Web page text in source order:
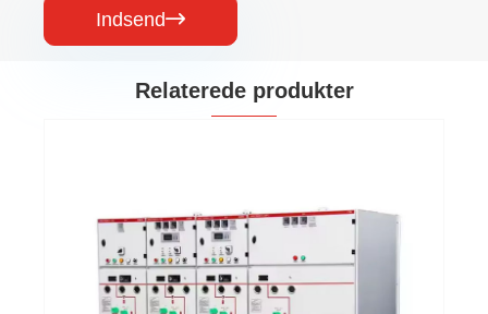
Indsend
Relaterede produkter